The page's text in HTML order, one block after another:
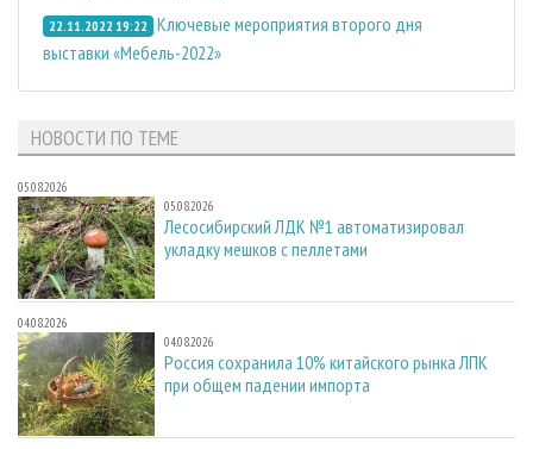
22.11.2022 19:22 Ключевые мероприятия второго дня
выставки «Мебель-2022»
НОВОСТИ ПО ТЕМЕ
05.08.2026
05.08.2026
Лесосибирский ЛДК №1 автоматизировал
укладку мешков с пеллетами
04.08.2026
04.08.2026
Россия сохранила 10% китайского рынка ЛПК
при общем падении импорта